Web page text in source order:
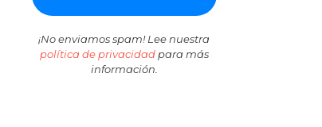
¡No enviamos spam! Lee nuestra
política de privacidadpara más
información.